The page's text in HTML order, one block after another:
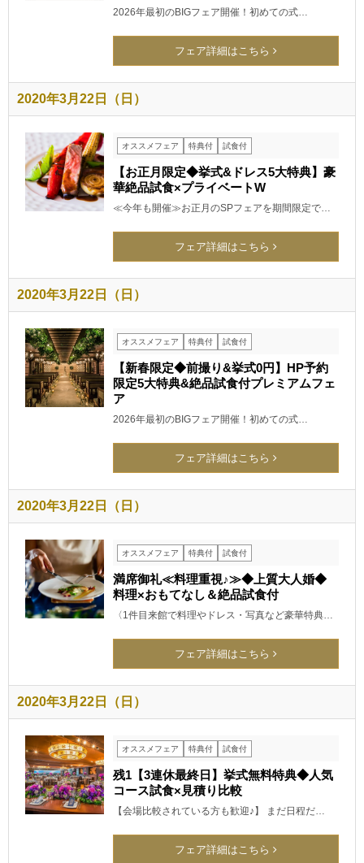
2026年最初のBIGフェア開催！初めての式…
フェア詳細はこちら
2020年3月22日（日）
オススメフェア 特典付 試食付
【お正月限定◆挙式&ドレス5大特典】豪
華絶品試食×プライベートW
≪今年も開催≫お正月のSPフェアを期間限定で…
フェア詳細はこちら
2020年3月22日（日）
オススメフェア 特典付 試食付
【新春限定◆前撮り&挙式0円】HP予約
限定5大特典&絶品試食付プレミアムフェ
ア
2026年最初のBIGフェア開催！初めての式…
フェア詳細はこちら
2020年3月22日（日）
オススメフェア 特典付 試食付
満席御礼≪料理重視♪≫◆上質大人婚◆
料理×おもてなし＆絶品試食付
〈1件目来館で料理やドレス・写真など豪華特典…
フェア詳細はこちら
2020年3月22日（日）
オススメフェア 特典付 試食付
残1【3連休最終日】挙式無料特典◆人気
コース試食×見積り比較
【会場比較されている方も歓迎♪】 まだ日程だ…
フェア詳細はこちら